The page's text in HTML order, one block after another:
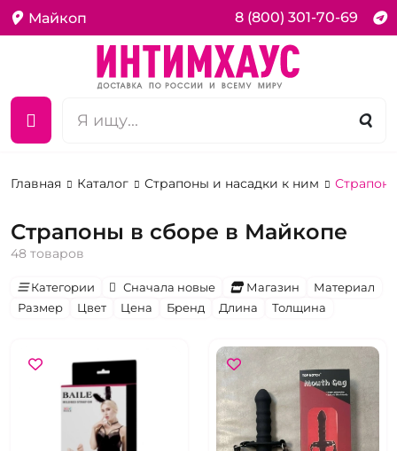
Майкоп 8 (800) 301-70-69
Главная Каталог Страпоны и насадки к ним
Страпоны в сборе в Майкопе
48 товаров
Категории Сначала новые Магазин
Материал
Размер
Цвет Цена Бренд Длина Толщина